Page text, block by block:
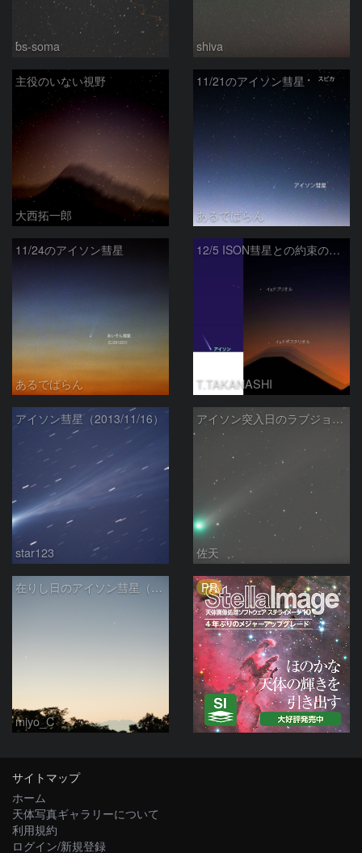
bs-soma shiva
主役のいない視野
大西拓一郎
11/21のアイソン彗星
あるでばらん
11/24のアイソン彗星
あるでばらん
12/5 ISON彗星との約束の地へ
T.TAKANASHI
アイソン彗星（2013/11/16）
star123
アイソン突入日のラブジョイ彗星
佐天
在りし日のアイソン彗星（11/22）
miyo_C
PR
サイトマップ
ホーム
天体写真ギャラリーについて
利用規約
ログイン/新規登録